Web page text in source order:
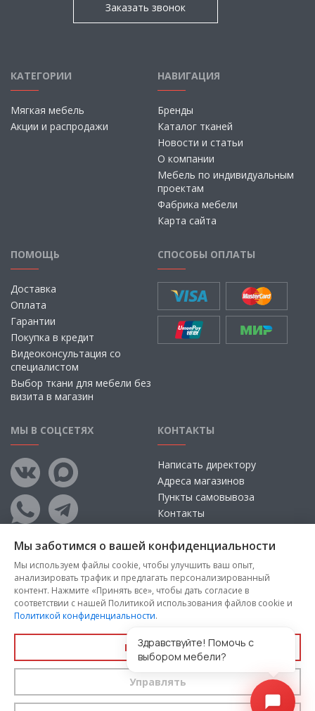
Заказать звонок
КАТЕГОРИИ
Мягкая мебель
Акции и распродажи
НАВИГАЦИЯ
Бренды
Каталог тканей
Новости и статьи
О компании
Мебель по индивидуальным
проектам
Фабрика мебели
Карта сайта
ПОМОЩЬ
Доставка
Оплата
Гарантии
Покупка в кредит
Видеоконсультация со
специалистом
Выбор ткани для мебели без
визита в магазин
СПОСОБЫ ОПЛАТЫ
МЫ В СОЦСЕТЯХ КОНТАКТЫ
Написать директору
Адреса магазинов
Пункты самовывоза
Контакты
Copyright © 2026, ООО «100 Диванов» — Все права защищены
Администрация Сайта не несет ответственности за
размещаемые Пользователями материалы, их содержание,
качество.
политики конфиденциальностии
пользовательского соглашениякаждый раз, когда оставляете
свои данные в любой форме обратной связи на сайте
Мы заботимся о вашей конфиденциальности
Мы используем файлы cookie, чтобы улучшить ваш опыт,
анализировать трафик и предлагать персонализированный
контент. Нажмите «Принять все», чтобы дать согласие в
соответствии с нашей Политикой использования файлов cookie и
Политикой конфиденциальности.
Принять все
Управлять
Здравствуйте! Помочь с
выбором мебели?